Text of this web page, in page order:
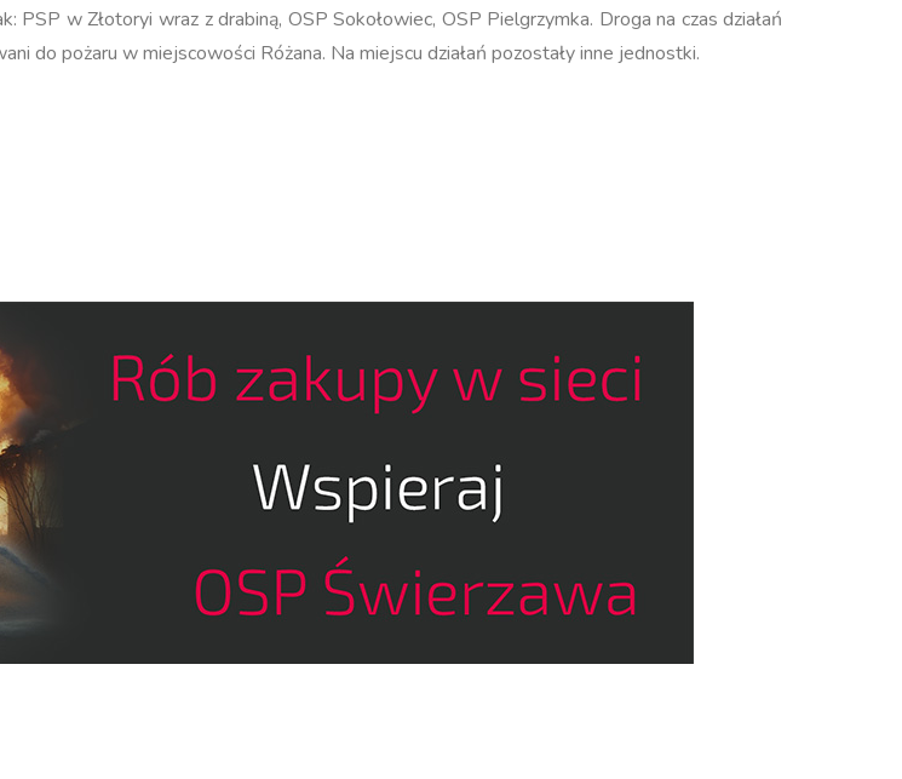
PSP w Złotoryi wraz z drabiną, OSP Sokołowiec, OSP Pielgrzymka. Droga na czas działań
do pożaru w miejscowości Różana. Na miejscu działań pozostały inne jednostki.